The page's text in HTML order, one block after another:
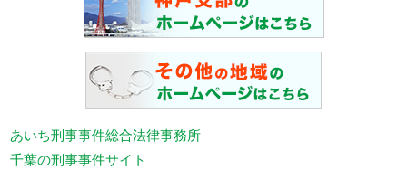
あいち刑事事件総合法律事務所
千葉の刑事事件サイト